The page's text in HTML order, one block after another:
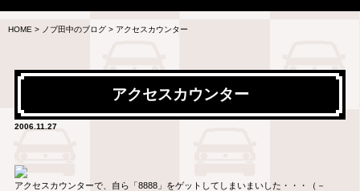
HOME > ノブ田中のブログ > アクセスカウンター
アクセスカウンター
2006.11.27
アクセスカウンターで、自ら「8888」をゲットしてしまいまいした・・・（－